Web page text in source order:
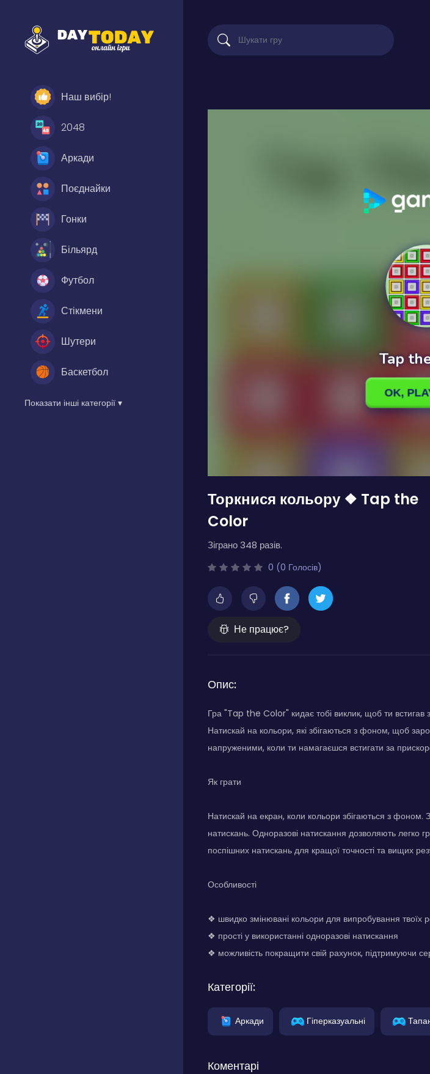
Наш вибір!
2048
Аркади
Поєднайки
Гонки
Більярд
Футбол
Стікмени
Шутери
Баскетбол
Показати інші категорії ▾
Торкнися кольору ❖ Tap the
Color
Зіграно 348 разів.
0 (0 Голосів)
Не працює?
Опис:
Гра "Tap the Color" кидає тобі виклик, щоб ти
Натискай на кольори, які збігаються з фоном, щоб
напруженими, коли ти намагаєшся встигати за
Як грати
Натискай на екран, коли кольори збігаються з фоном.
натискань. Одноразові натискання дозволяють легко
поспішних натискань для кращої точності та вищих
Особливості
❖ швидко змінювані кольори для випробування твоїх
❖ прості у використанні одноразові натискання
❖ можливість покращити свій рахунок, підтримуючи
Категорії:
Аркади Гіперказуальні
Коментарі